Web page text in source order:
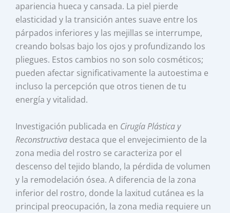
apariencia hueca y cansada. La piel pierde
elasticidad y la transición antes suave entre los
párpados inferiores y las mejillas se interrumpe,
creando bolsas bajo los ojos y profundizando los
pliegues. Estos cambios no son solo cosméticos;
pueden afectar significativamente la autoestima e
incluso la percepción que otros tienen de tu
energía y vitalidad.
Investigación publicada en Cirugía Plástica y
Reconstructiva destaca que el envejecimiento de la
zona media del rostro se caracteriza por el
descenso del tejido blando, la pérdida de volumen
y la remodelación ósea. A diferencia de la zona
inferior del rostro, donde la laxitud cutánea es la
principal preocupación, la zona media requiere un